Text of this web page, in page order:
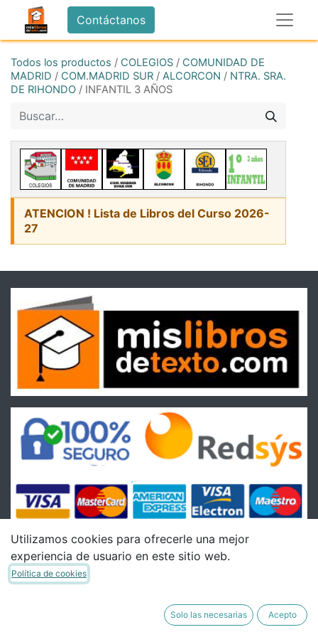
Contáctanos
Todos los productos / COLEGIOS / COMUNIDAD DE
MADRID / COM.MADRID SUR / ALCORCON / NTRA. SRA.
DE RIHONDO / INFANTIL 3 AÑOS
ATENCION ! Lista de Libros del Curso 2026-
27
Condiciones
Utilizamos cookies para ofrecerle una mejor
experiencia de usuario en este sitio web.
Política de cookies
Solo las necesarias Acepto